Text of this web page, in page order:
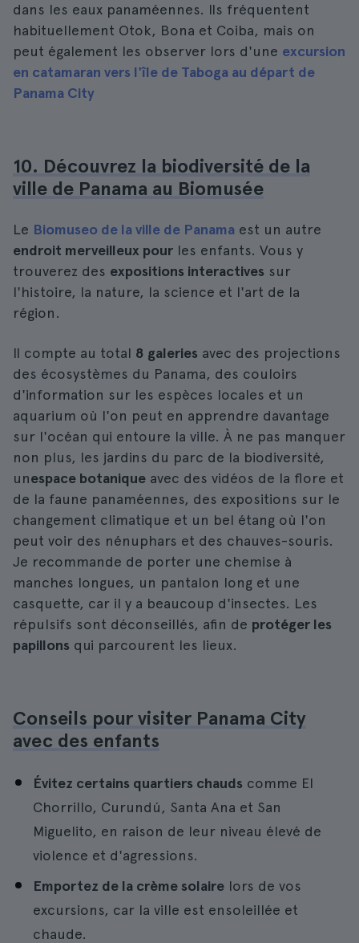
dans les eaux panaméennes. Ils fréquentent
habituellement Otok, Bona et Coiba, mais on
peut également les observer lors d'une excursion
en catamaran vers l'île de Taboga au départ de
Panama City
10. Découvrez la biodiversité de la
ville de Panama au Biomusée
Le Biomuseo de la ville de Panama est un autre
endroit merveilleux pour les enfants. Vous y
trouverez des expositions interactives sur
l'histoire, la nature, la science et l'art de la
région.
Il compte au total 8 galeries avec des projections
des écosystèmes du Panama, des couloirs
d'information sur les espèces locales et un
aquarium où l'on peut en apprendre davantage
sur l'océan qui entoure la ville. À ne pas manquer
non plus, les jardins du parc de la biodiversité,
unespace botanique avec des vidéos de la flore et
de la faune panaméennes, des expositions sur le
changement climatique et un bel étang où l'on
peut voir des nénuphars et des chauves-souris.
Je recommande de porter une chemise à
manches longues, un pantalon long et une
casquette, car il y a beaucoup d'insectes. Les
répulsifs sont déconseillés, afin de protéger les
papillons qui parcourent les lieux.
Conseils pour visiter Panama City
avec des enfants
Évitez certains quartiers chauds comme El
Chorrillo, Curundú, Santa Ana et San
Miguelito, en raison de leur niveau élevé de
violence et d'agressions.
Emportez de la crème solaire lors de vos
excursions, car la ville est ensoleillée et
chaude.